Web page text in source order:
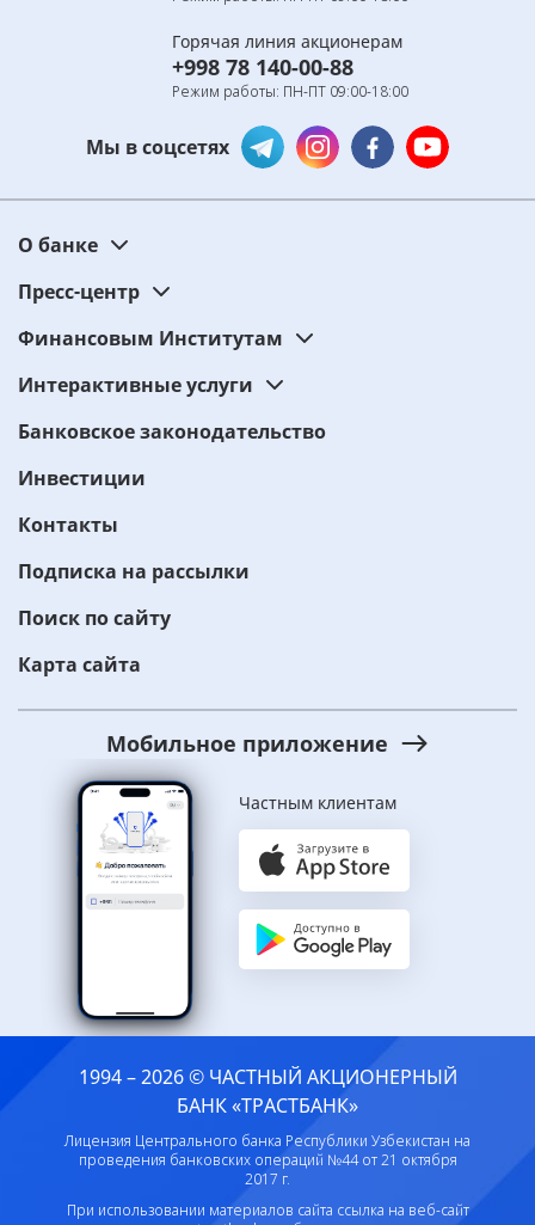
Горячая линия акционерам
+998 78 140-00-88
Режим работы: ПН-ПТ 09:00-18:00
Мы в соцсетях
О банке
Пресс-центр
Финансовым Институтам
Интерактивные услуги
Банковское законодательство
Инвестиции
Контакты
Подписка на рассылки
Поиск по сайту
Карта сайта
Мобильное приложение
Частным клиентам
1994 – 2026 © ЧАСТНЫЙ АКЦИОНЕРНЫЙ
БАНК «ТРАСТБАНК»
Лицензия Центрального банка Республики Узбекистан на
проведения банковских операций №44 от 21 октября
2017 г.
При использовании материалов сайта ссылка на веб-сайт